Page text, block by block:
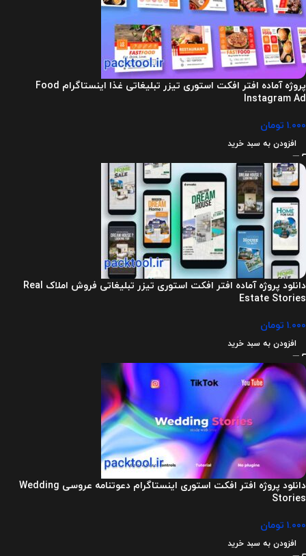
پروژه آماده افتر افکت استوری تیزر تبلیغاتی غذا اینستاگرام Food
Instagram Ad
۱.۰۰۰ تومان
افزودن به سبد خرید
دانلود پروژه آماده افتر افکت استوری تیزر تبلیغاتی فروش املاک Real
Estate Stories
۱.۰۰۰ تومان
افزودن به سبد خرید
دانلود پروژه افتر افکت استوری اینستاگرام دعوتنامه عروسی Wedding
Stories
۱.۰۰۰ تومان
افزودن به سبد خرید